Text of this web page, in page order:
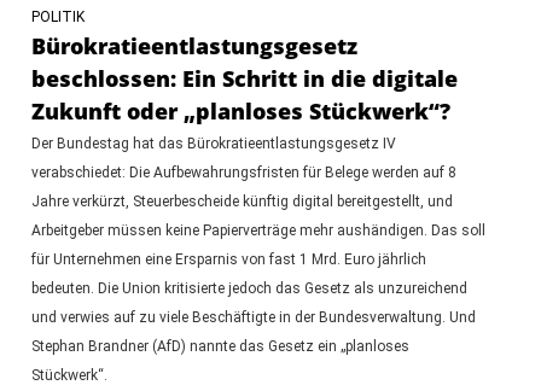
POLITIK
Bürokratieentlastungsgesetz
beschlossen: Ein Schritt in die digitale
Zukunft oder „planloses Stückwerk“?
Der Bundestag hat das Bürokratieentlastungsgesetz IV
verabschiedet: Die Aufbewahrungsfristen für Belege werden auf 8
Jahre verkürzt, Steuerbescheide künftig digital bereitgestellt, und
Arbeitgeber müssen keine Papierverträge mehr aushändigen. Das soll
für Unternehmen eine Ersparnis von fast 1 Mrd. Euro jährlich
bedeuten. Die Union kritisierte jedoch das Gesetz als unzureichend
und verwies auf zu viele Beschäftigte in der Bundesverwaltung. Und
Stephan Brandner (AfD) nannte das Gesetz ein „planloses
Stückwerk“.